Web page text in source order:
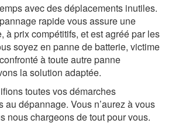
avec des déplacements inutiles.
rapide vous assure une
à prix compétitifs, et est agréé par les
soyez en panne de batterie, victime
à toute autre panne
la solution adaptée.
toutes vos démarches
au dépannage. Vous n’aurez à vous
nous chargeons de tout pour vous.